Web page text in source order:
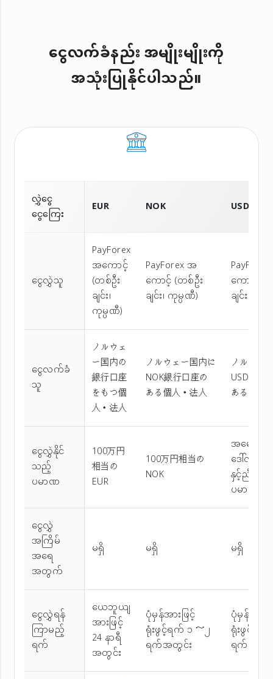
ငွေလက်ခံနည်း အမျိုးမျိုးကို
အသုံးပြုနိုင်ပါသည်။
လွှဲငွေ
ငွေကြေး
EUR NOK USD
ငွေလွှဲသူ
PayForex
အကောင့်
(တစ်ဦး
ချင်း၊
ကုမ္ပဏီ)
PayForex အ
ကောင့် (တစ်ဦး
ချင်း၊ ကုမ္ပဏီ)
ကောင့် (
ချင်း၊ ကု
ငွေလက်ခံ
သူ
ノルウェ
ー国内の
銀行口座
をもつ個
人・法人
ノルウェー国内に
NOK銀行口座の
ある個人・法人
ノルウェ
USD銀行
ある個人
ငွေလွှဲနိုင်
သည့်
ပမာဏ
100万円
相当の
EUR
100万円相当の
NOK
အမေရိက
ဒေါ်လာ၁
နှင့်ညီမျှသ
ပမာဏ
ငွေလွှဲ
အကြိမ်
အ‌ရေ
အတွက်
မရှိ မရှိ မရှိ
ငွေလွှဲရန်
ကြာမည့်
ရက်
ယေဘူယျ
အားဖြင့်
24 နာရီ
အတွင်း
ပုံမှန်အားဖြင့်
ရုံးဖွင့်ရက် ၁ ～၂
ရက်အတွင်း
ပုံမှန်အား
ရုံးဖွင့်ရက်
ရက်အတွ